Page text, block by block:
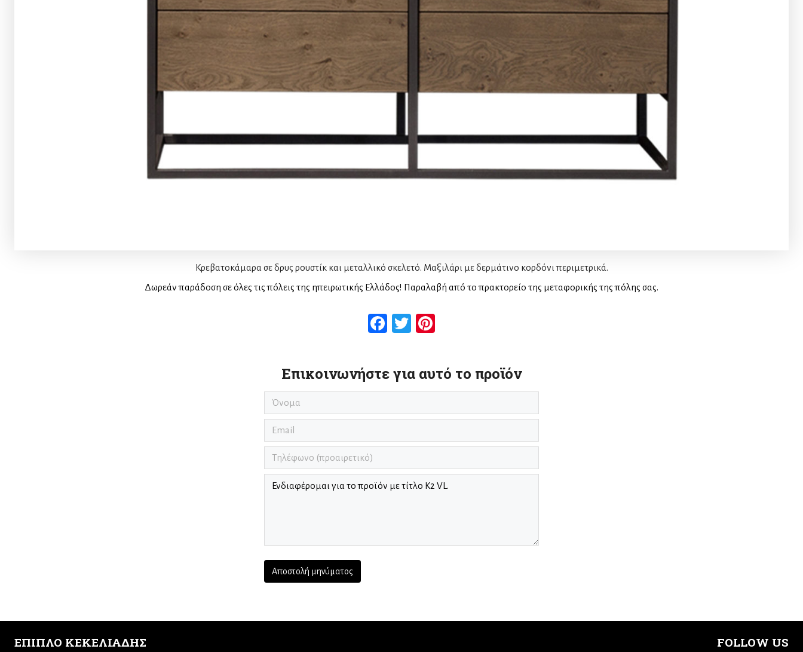
Κρεβατοκάμαρα σε δρυς ρουστίκ και μεταλλικό σκελετό. Μαξιλάρι με δερμάτινο κορδόνι περιμετρικά.
Δωρεάν παράδοση σε όλες τις πόλεις της ηπειρωτικής Ελλάδος! Παραλαβή από το πρακτορείο της μεταφορικής της πόλης σας.
Facebook
Twitter
Επικοινωνήστε για αυτό το προϊόν
ΕΠΙΠΛΟ ΚΕΚΕΛΙΑΔΗΣ FOLLOW US